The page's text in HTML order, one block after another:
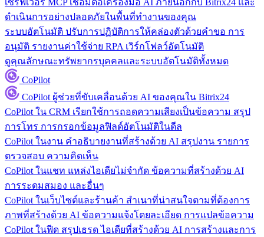
เซิร์ฟเวอร์ MCP เชื่อมต่อเครื่องมือ AI ภายนอกกับ Bitrix24 และ
ดำเนินการอย่างปลอดภัยในพื้นที่ทำงานของคุณ
ระบบอัตโนมัติ ปรับการปฏิบัติการให้คล่องตัวด้วยคำขอ การ
อนุมัติ รายงานค่าใช้จ่าย RPA เวิร์กโฟลว์อัตโนมัติ
ดูคุณลักษณะทรัพยากรบุคคลและระบบอัตโนมัติทั้งหมด
CoPilot
CoPilot ผู้ช่วยที่ขับเคลื่อนด้วย AI ของคุณใน Bitrix24
CoPilot ใน CRM เรียกใช้การถอดความเสียงเป็นข้อความ สรุป
การโทร การกรอกข้อมูลฟิลด์อัตโนมัติในดีล
CoPilot ในงาน คำอธิบายงานที่สร้างด้วย AI สรุปงาน รายการ
ตรวจสอบ ความคิดเห็น
CoPilot ในแชท แหล่งไอเดียไม่จำกัด ข้อความที่สร้างด้วย AI
การระดมสมอง และอื่นๆ
CoPilot ในเว็บไซต์และร้านค้า สำเนาที่น่าสนใจตามที่ต้องการ
ภาพที่สร้างด้วย AI ข้อความแจ้งโดยละเอียด การแปลข้อความ
CoPilot ในฟีด สรุปเธรด ไอเดียที่สร้างด้วย AI การสร้างและการ